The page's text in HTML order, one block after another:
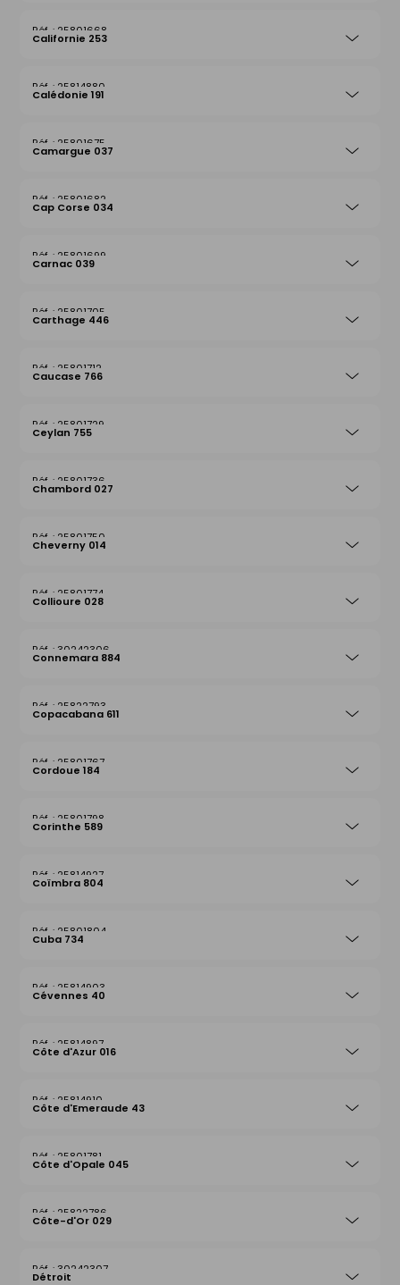
25801668
Californie 253
25814880
Calédonie 191
25801675
Camargue 037
25801682
Cap Corse 034
25801699
Carnac 039
25801705
Carthage 446
25801712
Caucase 766
25801729
Ceylan 755
25801736
Chambord 027
25801750
Cheverny 014
25801774
Collioure 028
30242306
Connemara 884
25822793
Copacabana 611
25801767
Cordoue 184
25801798
Corinthe 589
25814927
Coïmbra 804
25801804
Cuba 734
25814903
Cévennes 40
25814897
Côte d'Azur 016
25814910
Côte d'Emeraude 43
25801781
Côte d'Opale 045
25822786
Côte-d'Or 029
30242307
Détroit